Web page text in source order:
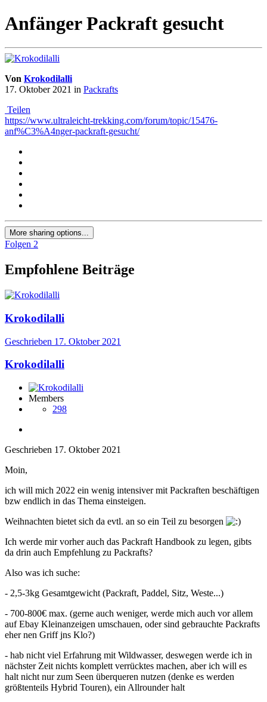
Anfänger Packraft gesucht
Von Krokodilalli
17. Oktober 2021 in Packrafts
Teilen
https://www.ultraleicht-trekking.com/forum/topic/15476-
anf%C3%A4nger-packraft-gesucht/
More sharing options...
Folgen 2
Empfohlene Beiträge
Krokodilalli
Geschrieben 17. Oktober 2021
Krokodilalli
Members
298
Geschrieben 17. Oktober 2021
Moin,
ich will mich 2022 ein wenig intensiver mit Packraften beschäftigen
bzw endlich in das Thema einsteigen.
Weihnachten bietet sich da evtl. an so ein Teil zu besorgen
Ich werde mir vorher auch das Packraft Handbook zu legen, gibts
da drin auch Empfehlung zu Packrafts?
Also was ich suche:
- 2,5-3kg Gesamtgewicht (Packraft, Paddel, Sitz, Weste...)
- 700-800€ max. (gerne auch weniger, werde mich auch vor allem
auf Ebay Kleinanzeigen umschauen, oder sind gebrauchte Packrafts
eher nen Griff jns Klo?)
- hab nicht viel Erfahrung mit Wildwasser, deswegen werde ich in
nächster Zeit nichts komplett verrücktes machen, aber ich will es
halt nicht nur zum Seen überqueren nutzen (denke es werden
größtenteils Hybrid Touren), ein Allrounder halt